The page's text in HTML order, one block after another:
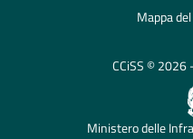
Mappa
CCiSS © 2026
Ministero delle